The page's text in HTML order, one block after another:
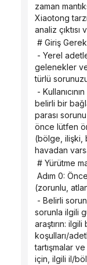
zaman
Xiaotong
analiz
# Giriş
gelenekler
türlü
belirli bir
parası
önce lütfen
(bölge, ilişki,
havadan
# Yürütme
(zorunlu,
sorunla ilgili
araştırın:
koşulları/
tartışmalar
için, ilgili il/